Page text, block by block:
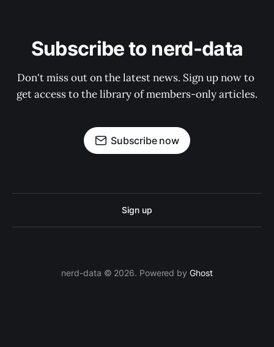
Subscribe to nerd-data
Don't miss out on the latest news. Sign up now to
get access to the library of members-only articles.
Subscribe now
Sign up
nerd-data © 2026. Powered by Ghost